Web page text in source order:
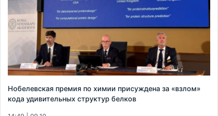
Нобелевская премия по химии присуждена за «взлом»
кода удивительных структур белков